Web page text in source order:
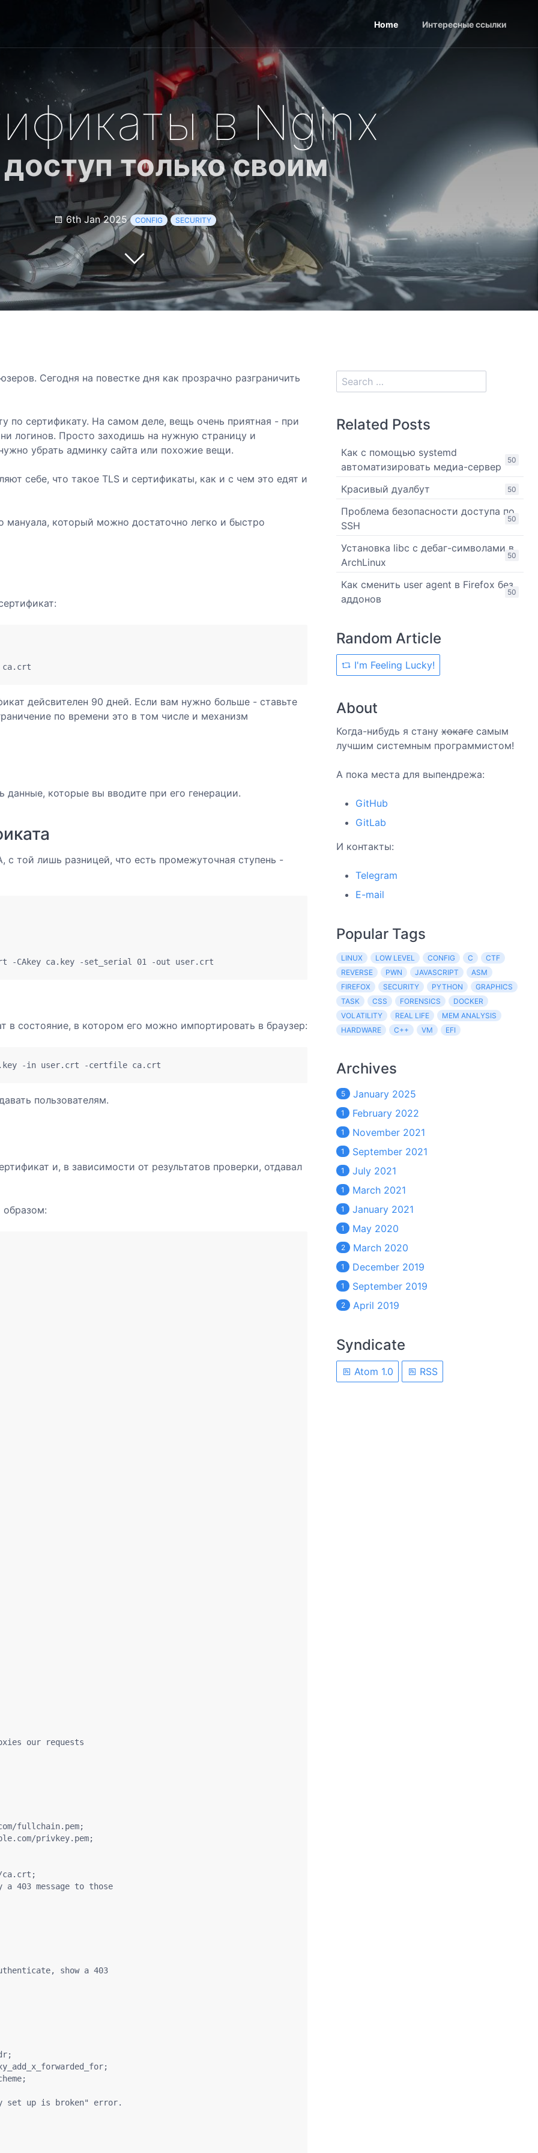
Home Интересные ссылки
в Nginx
только своим
6th Jan 2025 CONFIG SECURITY
Сегодня на повестке дня как прозрачно разграничить
по сертификату. На самом деле, вещь очень приятная - при
логинов. Просто заходишь на нужную страницу и
убрать админку сайта или похожие вещи.
себе, что такое TLS и сертификаты, как и с чем это едят и
мануала, который можно достаточно легко и быстро
ca.crt
дейсвителен 90 дней. Если вам нужно больше - ставьте
по времени это в том числе и механизм
которые вы вводите при его генерации.
с той лишь разницей, что есть промежуточная ступень -
-CAkey ca.key -set_serial 01 -out user.crt
состояние, в котором его можно импортировать в браузер:
-in user.crt -certfile ca.crt
пользователям.
и, в зависимости от результатов проверки, отдавал
our requests
fullchain.pem;
privkey.pem;
a 403 message to those
show a 403
set up is broken" error.
Related Posts
50
Как с помощью systemd
автоматизировать медиа-сервер
50
Красивый дуалбут
50
Проблема безопасности доступа по
SSH
50
Установка libc с дебаг-символами в
ArchLinux
50
Как сменить user agent в Firefox без
аддонов
Random Article
I'm Feeling Lucky!
About
Когда-нибудь я стану хокаге самым
лучшим системным программистом!
А пока места для выпендрежа:
GitHub
GitLab
И контакты:
Telegram
E-mail
Popular Tags
LINUX LOW LEVEL CONFIG C
CTF
REVERSE
PWN JAVASCRIPT
ASM
FIREFOX
SECURITY PYTHON
GRAPHICS
TASK
CSS FORENSICS
DOCKER
VOLATILITY
REAL LIFE
MEM ANALYSIS
HARDWARE
C++ VM EFI
Archives
5 January 2025
1 February 2022
1 November 2021
1 September 2021
1 July 2021
1 March 2021
1 January 2021
1 May 2020
2 March 2020
1 December 2019
1 September 2019
2 April 2019
Syndicate
Atom 1.0 RSS